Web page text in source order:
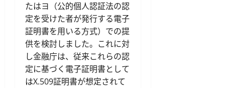
たはヨ（公的個人認証法の認
定を受けた者が発行する電子
証明書を用いる方式）での提
供を検討しました。これに対
し金融庁は、従来これらの認
定に基づく電子証明書として
はX.509証明書が想定されて